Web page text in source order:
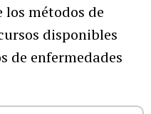
los métodos de
disponibles
de enfermedades